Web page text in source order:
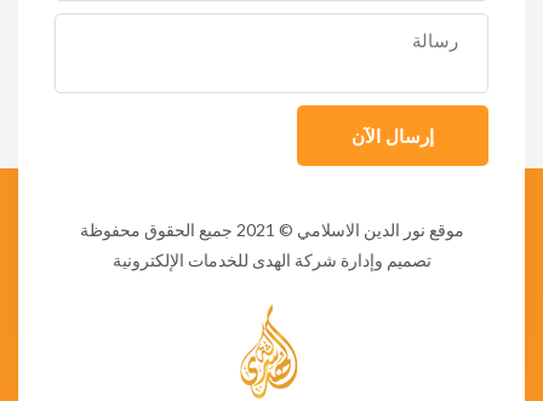
إرسال الآن
موقع نور الدين الاسلامي © 2021 جميع الحقوق محفوظة
تصميم وإدارة شركة الهدى للخدمات الإلكترونية